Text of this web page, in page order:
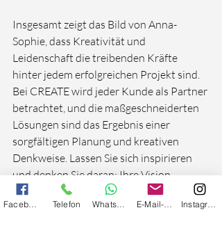
Insgesamt zeigt das Bild von Anna-
Sophie, dass Kreativität und
Leidenschaft die treibenden Kräfte
hinter jedem erfolgreichen Projekt sind.
Bei CREATE wird jeder Kunde als Partner
betrachtet, und die maßgeschneiderten
Lösungen sind das Ergebnis einer
sorgfältigen Planung und kreativen
Denkweise. Lassen Sie sich inspirieren
und denken Sie daran: Ihre Vision
verdient es, in die Realität umgesetzt zu
werden!
Telefon